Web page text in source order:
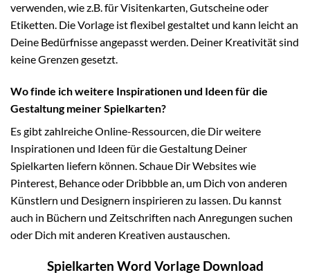
verwenden, wie z.B. für Visitenkarten, Gutscheine oder
Etiketten. Die Vorlage ist flexibel gestaltet und kann leicht an
Deine Bedürfnisse angepasst werden. Deiner Kreativität sind
keine Grenzen gesetzt.
Wo finde ich weitere Inspirationen und Ideen für die
Gestaltung meiner Spielkarten?
Es gibt zahlreiche Online-Ressourcen, die Dir weitere
Inspirationen und Ideen für die Gestaltung Deiner
Spielkarten liefern können. Schaue Dir Websites wie
Pinterest, Behance oder Dribbble an, um Dich von anderen
Künstlern und Designern inspirieren zu lassen. Du kannst
auch in Büchern und Zeitschriften nach Anregungen suchen
oder Dich mit anderen Kreativen austauschen.
Spielkarten Word Vorlage Download